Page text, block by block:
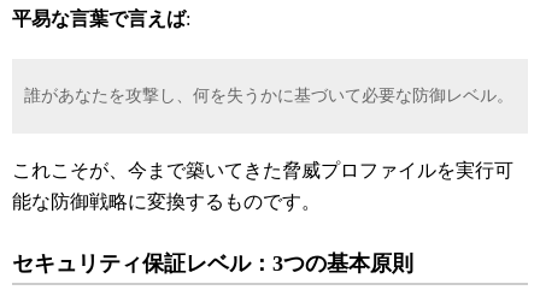
平易な言葉で言えば:
誰があなたを攻撃し、何を失うかに基づいて必要な防御レベル。
これこそが、今まで築いてきた脅威プロファイルを実行可
能な防御戦略に変換するものです。
セキュリティ保証レベル：3つの基本原則